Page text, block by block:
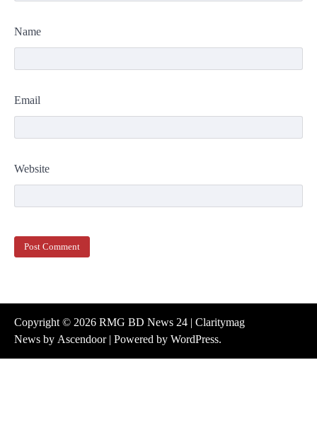
Name
Email
Website
Copyright © 2026 RMG BD News 24 | Claritymag
News by Ascendoor| Powered by WordPress.